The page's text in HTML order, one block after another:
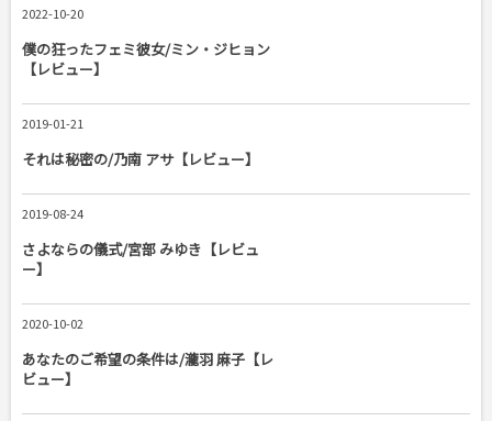
2022-10-20
僕の狂ったフェミ彼女/ミン・ジヒョン
【レビュー】
2019-01-21
それは秘密の/乃南 アサ【レビュー】
2019-08-24
さよならの儀式/宮部 みゆき【レビュ
ー】
2020-10-02
あなたのご希望の条件は/瀧羽 麻子【レ
ビュー】